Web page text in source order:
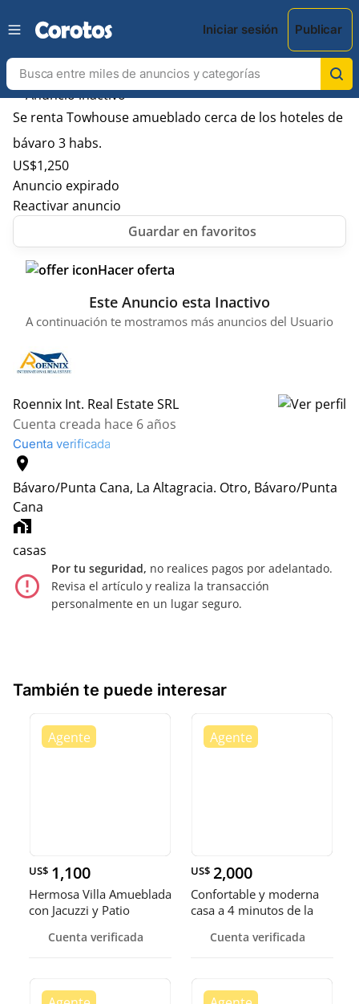
Iniciar sesión Publicar
Se renta Towhouse amueblado cerca de los hoteles de
bávaro 3 habs.
US$1,250
Anuncio expirado
Reactivar anuncio
Hacer oferta
Este Anuncio esta Inactivo
A continuación te mostramos más anuncios del Usuario
Roennix Int. Real Estate SRL
Cuenta creada hace 6 años
Cuenta verificada
location_on
Bávaro/Punta Cana, La Altagracia. Otro, Bávaro/Punta
Cana
home_work
casas
error_outline
Por tu seguridad, no realices pagos por adelantado.
Revisa el artículo y realiza la transacción
personalmente en un lugar seguro.
También te puede interesar
US$ 1,100
Hermosa Villa Amueblada
con Jacuzzi y Patio
Cuenta verificada
US$ 2,000
Confortable y moderna
casa a 4 minutos de la
Cuenta verificada